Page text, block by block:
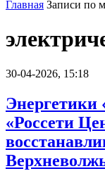
Главная Записи по
30-04-2026, 15:18
Энергетики
«Россети